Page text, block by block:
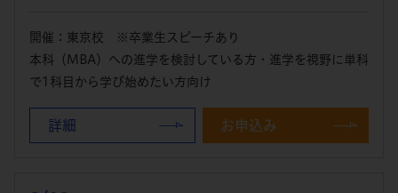
開催：東京校 ※卒業生スピーチあり
本科（MBA）への進学を検討している方・進学を視野に単科
で1科目から学び始めたい方向け
詳細 お申込み